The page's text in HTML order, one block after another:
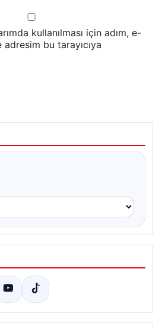
kullanılması için adım, e-
bu tarayıcıya